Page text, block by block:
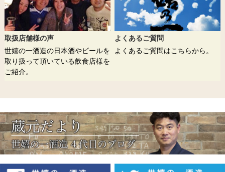
取扱店舗様の声
世嬉の一酒造の日本酒やビールを
取り扱って頂いている飲食店様を
ご紹介。
よくあるご質問
よくあるご質問はこちらから。